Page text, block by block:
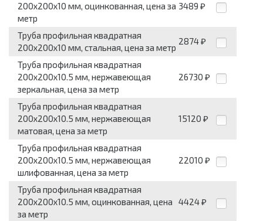
200x200x10 мм, оцинкованная, цена за
метр
3489 ₽
Труба профильная квадратная
200x200x10 мм, стальная, цена за метр
2874 ₽
Труба профильная квадратная
200x200x10.5 мм, нержавеющая
зеркальная, цена за метр
26730 ₽
Труба профильная квадратная
200x200x10.5 мм, нержавеющая
матовая, цена за метр
15120 ₽
Труба профильная квадратная
200x200x10.5 мм, нержавеющая
шлифованная, цена за метр
22010 ₽
Труба профильная квадратная
200x200x10.5 мм, оцинкованная, цена
за метр
4424 ₽